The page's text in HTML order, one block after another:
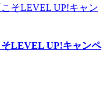
そLEVEL UP!キャンペ